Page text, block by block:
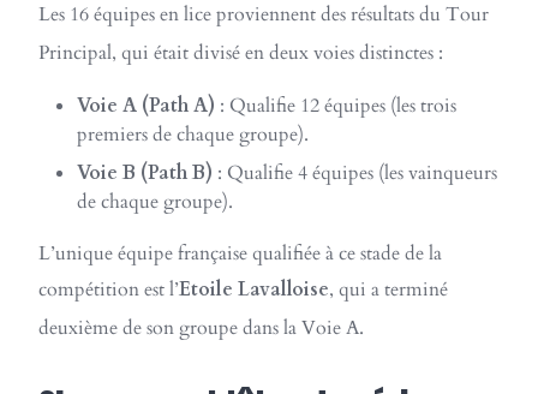
Les 16 équipes en lice proviennent des résultats du Tour
Principal, qui était divisé en deux voies distinctes :
Voie A (Path A) : Qualifie 12 équipes (les trois
premiers de chaque groupe).
Voie B (Path B) : Qualifie 4 équipes (les vainqueurs
de chaque groupe).
L’unique équipe française qualifiée à ce stade de la
compétition est l’Etoile Lavalloise, qui a terminé
deuxième de son groupe dans la Voie A.